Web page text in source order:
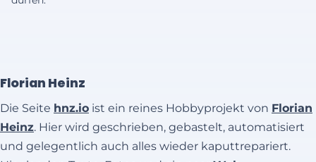
Florian Heinz
Die Seite hnz.io ist ein reines Hobbyprojekt von Florian
Heinz. Hier wird geschrieben, gebastelt, automatisiert
und gelegentlich auch alles wieder kaputtrepariert.